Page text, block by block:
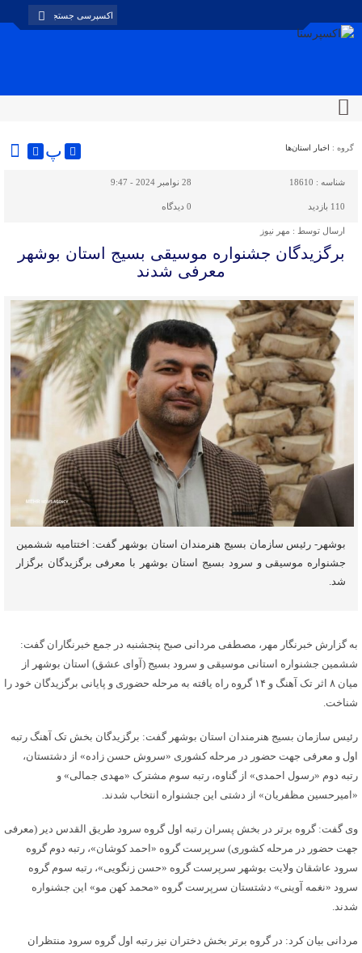
گروه : اخبار استان‌ها پ
شناسه : 18610 28 نوامبر 2024 - 9:47
110 بازدید 0 دیدگاه
ارسال توسط : مهر نیوز
برگزیدگان جشنواره موسیقی بسیج استان بوشهر
معرفی شدند
بوشهر- رئیس سازمان بسیج هنرمندان استان بوشهر گفت: اختتامیه ششمین
جشنواره موسیقی و سرود بسیج استان بوشهر با معرفی برگزیدگان برگزار
شد.
به گزارش خبرنگار مهر، مصطفی مردانی صبح پنجشنبه در جمع خبرنگاران گفت:
ششمین جشنواره استانی موسیقی و سرود بسیج (آوای عشق) استان بوشهر از
میان ۸ اثر تک آهنگ و ۱۴ گروه راه یافته به مرحله حضوری و پایانی برگزیدگان خود را
شناخت.
رئیس سازمان بسیج هنرمندان استان بوشهر گفت: برگزیدگان بخش تک آهنگ رتبه
اول و معرفی جهت حضور در مرحله کشوری «سروش حسن زاده» از دشتستان،
رتبه دوم «رسول احمدی» از گناوه، رتبه سوم مشترک «مهدی جمالی» و
«امیرحسین مظفریان» از دشتی این جشنواره انتخاب شدند.
وی گفت: گروه برتر در بخش پسران رتبه اول گروه سرود طریق القدس دیر (معرفی
جهت حضور در مرحله کشوری) سرپرست گروه «احمد کوشان»، رتبه دوم گروه
سرود عاشقان ولایت بوشهر سرپرست گروه «حسن زنگویی»، رتبه سوم گروه
سرود «نغمه آوینی» دشتستان سرپرست گروه «محمد کهن مو» این جشنواره
شدند.
مردانی بیان کرد: در گروه برتر بخش دختران نیز رتبه اول گروه سرود منتظران